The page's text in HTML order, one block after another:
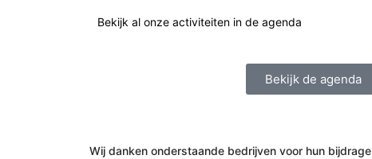
Bekijk al onze activiteiten in de agenda
Bekijk de agenda
Wij danken onderstaande bedrijven voor hun bijdrage